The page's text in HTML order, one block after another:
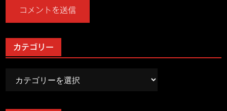
カテゴリー